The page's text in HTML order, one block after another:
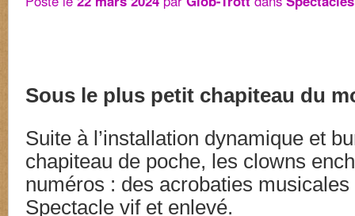
Sous le plus petit chapiteau du
Suite à l’installation dynamique et
chapiteau de poche, les clowns
numéros : des acrobaties musicales
Spectacle vif et enlevé.